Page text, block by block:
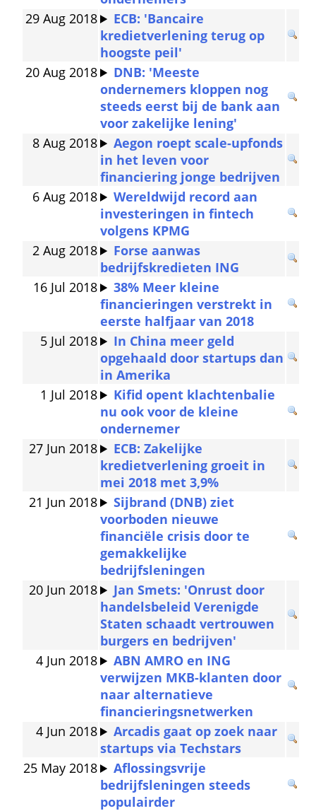
29 Aug 2018
ECB: 'Bancaire
kredietverlening terug op
hoogste peil'
20 Aug 2018
DNB: 'Meeste
ondernemers kloppen nog
steeds eerst bij de bank aan
voor zakelijke lening'
8 Aug 2018
Aegon roept scale-upfonds
in het leven voor
financiering jonge bedrijven
6 Aug 2018
Wereldwijd record aan
investeringen in fintech
volgens KPMG
2 Aug 2018
Forse aanwas
bedrijfskredieten ING
16 Jul 2018
38% Meer kleine
financieringen verstrekt in
eerste halfjaar van 2018
5 Jul 2018
In China meer geld
opgehaald door startups dan
in Amerika
1 Jul 2018
Kifid opent klachtenbalie
nu ook voor de kleine
ondernemer
27 Jun 2018
ECB: Zakelijke
kredietverlening groeit in
mei 2018 met 3,9%
21 Jun 2018
Sijbrand (DNB) ziet
voorboden nieuwe
financiële crisis door te
gemakkelijke
bedrijfsleningen
20 Jun 2018
Jan Smets: 'Onrust door
handelsbeleid Verenigde
Staten schaadt vertrouwen
burgers en bedrijven'
4 Jun 2018
ABN AMRO en ING
verwijzen MKB-klanten door
naar alternatieve
financieringsnetwerken
4 Jun 2018
Arcadis gaat op zoek naar
startups via Techstars
25 May 2018
Aflossingsvrije
bedrijfsleningen steeds
populairder